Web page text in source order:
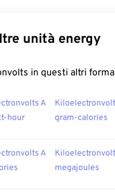
unità energy
in questi altri
A
hour
gram-calories
A
megajoules